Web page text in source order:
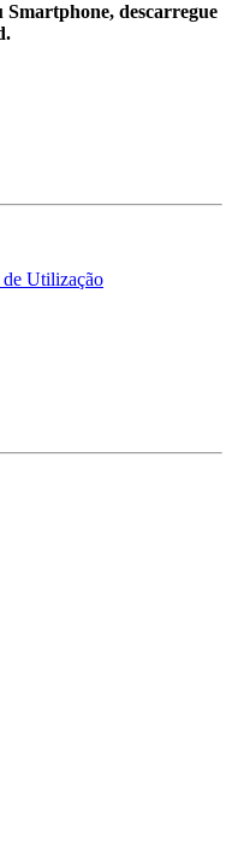
Smartphone, descarregue
de Utilização